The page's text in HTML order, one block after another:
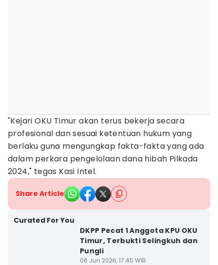
"Kejari OKU Timur akan terus bekerja secara
profesional dan sesuai ketentuan hukum yang
berlaku guna mengungkap fakta-fakta yang ada
dalam perkara pengelolaan dana hibah Pilkada
2024," tegas Kasi Intel.
Share Article
Curated For You
DKPP Pecat 1 Anggota KPU OKU
Timur, Terbukti Selingkuh dan
Pungli
06 Jun 2026, 17:45 WIB